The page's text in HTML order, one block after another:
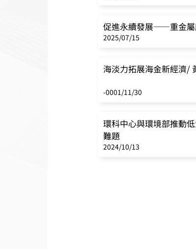
促進永續發展——重金屬
2025/07/15
海淡力拓展海金新經濟/
-0001/11/30
環科中心與環境部推動
難題
2024/10/13